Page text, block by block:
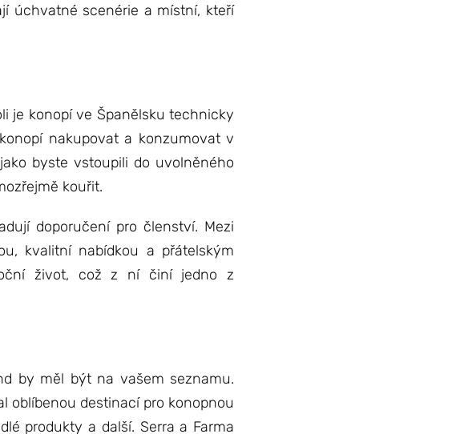
úchvatné scenérie a místní, kteří
je konopí ve Španělsku technicky
nakupovat a konzumovat v
byste vstoupili do uvolněného
kouřit.
doporučení pro členství. Mezi
kvalitní nabídkou a přátelským
život, což z ní činí jedno z
by měl být na vašem seznamu.
oblíbenou destinací pro konopnou
produkty a další. Serra a Farma